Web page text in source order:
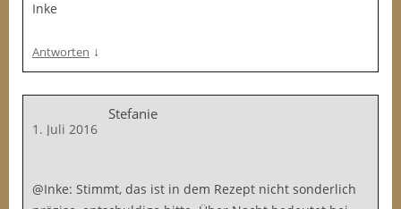
Inke
Antworten ↓
Stefanie
1. Juli 2016
@Inke: Stimmt, das ist in dem Rezept nicht sonderlich